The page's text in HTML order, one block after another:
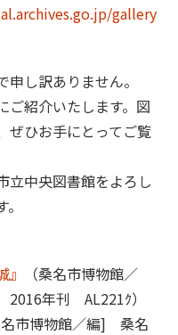
gallery
し訳ありません。
ご紹介いたします。図
ぜひお手にとってご覧
立中央図書館をよろし
（桑名市博物館／
年刊 AL221ｸ）
名市博物館／編] 桑名